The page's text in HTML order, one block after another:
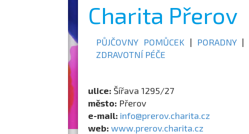
Charita Přerov
PŮJČOVNY POMŮCEK | PORADNY|
ZDRAVOTNÍ PÉČE
ulice: Šířava 1295/27
město: Přerov
e-mail: info@prerov.charita.cz
web: www.prerov.charita.cz